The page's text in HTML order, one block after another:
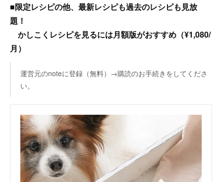
■限定レシピの他、最新レシピも過去のレシピも見放
題！
かしこくレシピを見るには月額版がおすすめ（¥1,080/
月）
運営元のnoteに登録（無料）→購読のお手続きをしてくださ
い。